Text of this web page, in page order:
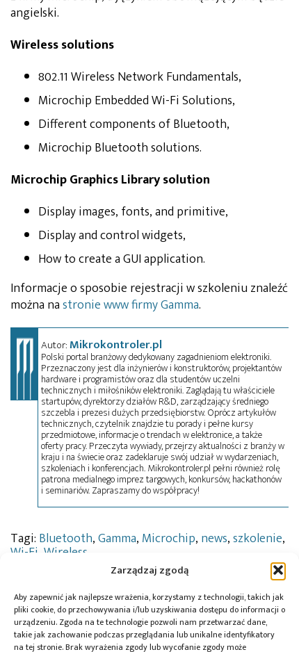
Zarządzaj zgodą
Aby zapewnić jak najlepsze wrażenia, korzystamy z technologii, takich jak
pliki cookie, do przechowywania i/lub uzyskiwania dostępu do informacji o
urządzeniu. Zgoda na te technologie pozwoli nam przetwarzać dane,
takie jak zachowanie podczas przeglądania lub unikalne identyfikatory
na tej stronie. Brak wyrażenia zgody lub wycofanie zgody może
angielski.
Wireless solutions
802.11 Wireless Network Fundamentals,
Microchip Embedded Wi-Fi Solutions,
Different components of Bluetooth,
Microchip Bluetooth solutions.
Microchip Graphics Library solution
Display images, fonts, and primitive,
Display and control widgets,
How to create a GUI application.
Informacje o sposobie rejestracji w szkoleniu znaleźć
można nastronie www firmy Gamma.
Autor:Mikrokontroler.pl
Polski portal branżowy dedykowany zagadnieniom elektroniki.
Przeznaczony jest dla inżynierów i konstruktorów, projektantów
hardware i programistów oraz dla studentów uczelni
technicznych i miłośników elektroniki. Zaglądają tu właściciele
startupów, dyrektorzy działów R&D, zarządzający średniego
szczebla i prezesi dużych przedsiębiorstw. Oprócz artykułów
technicznych, czytelnik znajdzie tu porady i pełne kursy
przedmiotowe, informacje o trendach w elektronice, a także
oferty pracy. Przeczyta wywiady, przejrzy aktualności z branży w
kraju i na świecie oraz zadeklaruje swój udział w wydarzeniach,
szkoleniach i konferencjach. Mikrokontroler.pl pełni również rolę
patrona medialnego imprez targowych, konkursów, hackathonów
i seminariów. Zapraszamy do współpracy!
Tagi: Bluetooth,Gamma, Microchip, news,szkolenie,
Wi-Fi Wireless
Przeczytaj również: